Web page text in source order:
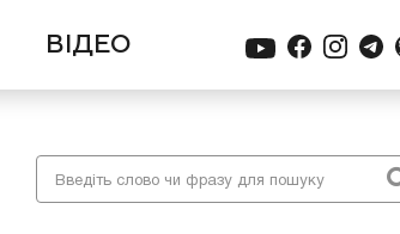
ВІДЕО